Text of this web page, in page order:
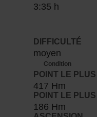
3:35 h
DIFFICULTÉ
moyen
Condition
POINT LE
417 Hm
POINT LE
186 Hm